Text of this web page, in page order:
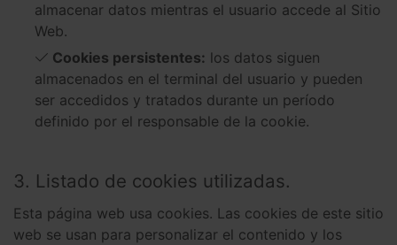
almacenar datos mientras el usuario accede al Sitio
Web.
Cookies persistentes: los datos siguen
almacenados en el terminal del usuario y pueden
ser accedidos y tratados durante un período
definido por el responsable de la cookie.
3. Listado de cookies utilizadas.
Esta página web usa cookies. Las cookies de este sitio
web se usan para personalizar el contenido y los